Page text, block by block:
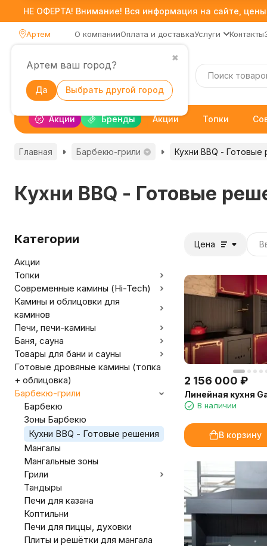
НЕ ОФЕРТА! Внимание! Вся информация на сайте,
Артем
✖
Артем ваш город?
Да Выбрать другой город
О компанииОплата и доставкаУслуги Контакты
Акции Бренды Акции Топки
Главная Барбекю-грили Кухни BBQ - Готовые
Кухни BBQ - Готовые
Цена
2 156 000 ₽
Линейная кухня
В наличии
В корзину
Категории
Акции
Топки
Современные камины (Hi-Tech)
Камины и облицовки для
каминов
Печи, печи-камины
Баня, сауна
Товары для бани и сауны
Готовые дровяные камины (топка
+ облицовка)
Барбекю-грили
Барбекю
Зоны Барбекю
Кухни BBQ - Готовые решения
Мангалы
Мангальные зоны
Грили
Тандыры
Печи для казана
Коптильни
Печи для пиццы, духовки
Плиты и решётки для мангала